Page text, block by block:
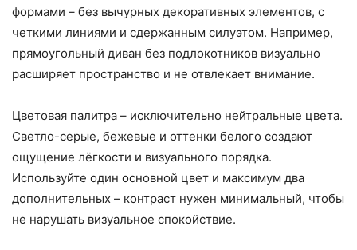
формами – без вычурных декоративных элементов, с
четкими линиями и сдержанным силуэтом. Например,
прямоугольный диван без подлокотников визуально
расширяет пространство и не отвлекает внимание.
Цветовая палитра – исключительно нейтральные цвета.
Светло-серые, бежевые и оттенки белого создают
ощущение лёгкости и визуального порядка.
Используйте один основной цвет и максимум два
дополнительных – контраст нужен минимальный, чтобы
не нарушать визуальное спокойствие.